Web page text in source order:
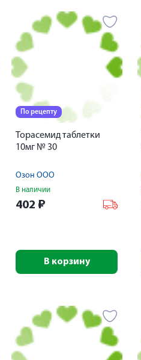
По рецепту
Торасемид таблетки
10мг № 30
Озон ООО
В наличии
402 ₽
В корзину